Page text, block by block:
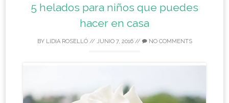
5 helados para niños que puedes
hacer en casa
BY LIDIA ROSELLÓ// JUNIO 7, 2016// NO COMMENTS